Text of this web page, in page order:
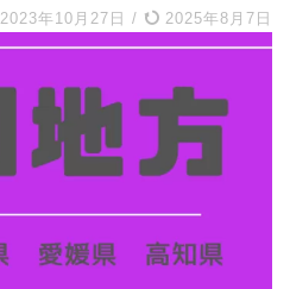
2023年10月27日 / 2025年8月7日